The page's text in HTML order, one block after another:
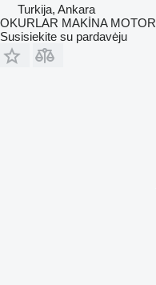
Turkija, Ankara
OKURLAR MAKİNA MOTOR
Susisiekite su pardavėju